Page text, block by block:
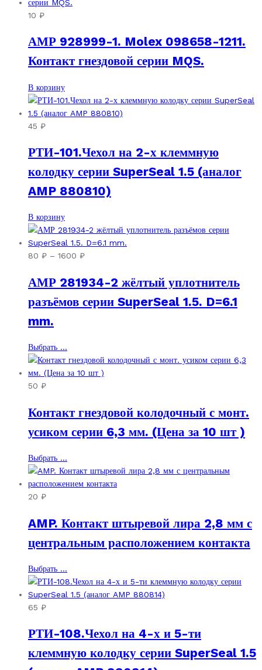
Опции
выбрать
товара.
10 ₽
АМР 928999-1. Molex 098658-1211.
Контакт гнездовой серии MQS.
В корзину
45 ₽
РТИ-101.Чехол на 2-х клеммную
колодку серии SuperSeal 1.5 (аналог
AMP 880810)
В корзину
80 ₽ – 1600 ₽Диапазон
80 ₽
1600 ₽
АМР 281934-2 жёлтый уплотнитель
разъёмов серии SuperSeal 1.5. D=6.1
mm.
Выбрать ...
товар
имеет
Опции
выбрать
странице
товара.
50 ₽
Контакт гнездовой колодочный с монт.
усиком серии 6,3 мм. (Цена за 10 шт )
Выбрать ...
товар
имеет
Опции
выбрать
странице
товара.
20 ₽
AMP. Контакт штыревой лира 2,8 мм с
центральным расположением контакта
Выбрать ...
товар
имеет
Опции
выбрать
65 ₽
РТИ-108.Чехол на 4-х и 5-ти
клеммную колодку серии SuperSeal 1.5